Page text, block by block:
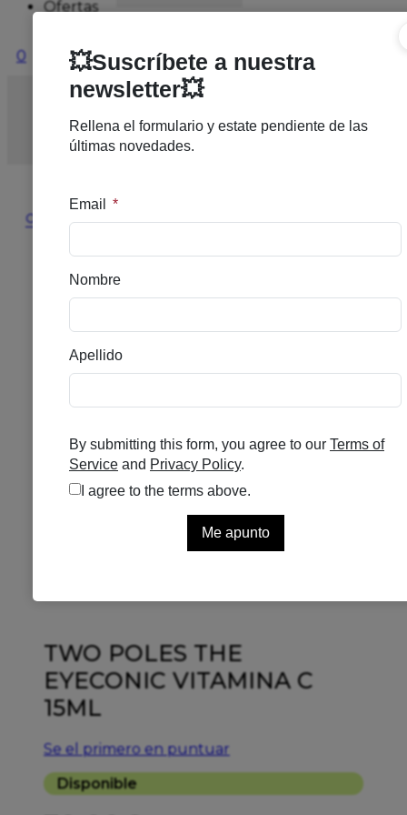
Ofertas
0
THE EYECONIC VITAMINA C 15ML
🔍
TWO POLES THE
EYECONIC VITAMINA C
15ML
Se el primero en puntuar
Disponible